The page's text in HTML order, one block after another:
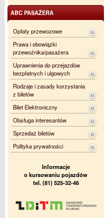
ABC PASAŻERA
Opłaty przewozowe
Prawa i obowiązki
przewoźnika/pasażera
Uprawnienia do przejazdów
bezpłatnych i ulgowych
Rodzaje i zasady korzystania
z biletów
Bilet Elektroniczny
Obsługa interesantów
Sprzedaż biletów
Polityka prywatności
Informacje
o kursowaniu pojazdów
tel. (81) 525-32-46